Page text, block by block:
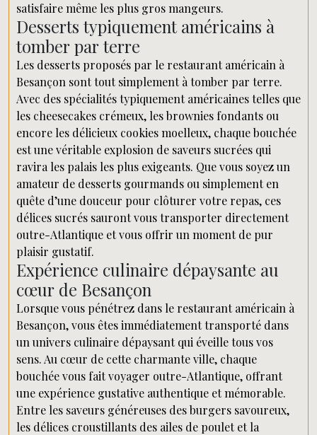
satisfaire même les plus gros mangeurs.
Desserts typiquement américains à
tomber par terre
Les desserts proposés par le restaurant américain à
Besançon sont tout simplement à tomber par terre.
Avec des spécialités typiquement américaines telles que
les cheesecakes crémeux, les brownies fondants ou
encore les délicieux cookies moelleux, chaque bouchée
est une véritable explosion de saveurs sucrées qui
ravira les palais les plus exigeants. Que vous soyez un
amateur de desserts gourmands ou simplement en
quête d’une douceur pour clôturer votre repas, ces
délices sucrés sauront vous transporter directement
outre-Atlantique et vous offrir un moment de pur
plaisir gustatif.
Expérience culinaire dépaysante au
cœur de Besançon
Lorsque vous pénétrez dans le restaurant américain à
Besançon, vous êtes immédiatement transporté dans
un univers culinaire dépaysant qui éveille tous vos
sens. Au cœur de cette charmante ville, chaque
bouchée vous fait voyager outre-Atlantique, offrant
une expérience gustative authentique et mémorable.
Entre les saveurs généreuses des burgers savoureux,
les délices croustillants des ailes de poulet et la